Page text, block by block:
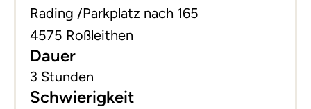
Rading /Parkplatz nach 165
4575 Roßleithen
Dauer
3 Stunden
Schwierigkeit